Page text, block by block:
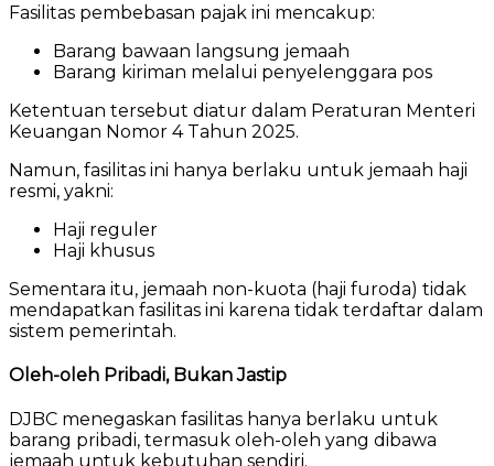
Fasilitas pembebasan pajak ini mencakup:
Barang bawaan langsung jemaah
Barang kiriman melalui penyelenggara pos
Ketentuan tersebut diatur dalam Peraturan Menteri
Keuangan Nomor 4 Tahun 2025.
Namun, fasilitas ini hanya berlaku untuk jemaah haji
resmi, yakni:
Haji reguler
Haji khusus
Sementara itu, jemaah non-kuota (haji furoda) tidak
mendapatkan fasilitas ini karena tidak terdaftar dalam
sistem pemerintah.
Oleh-oleh Pribadi, Bukan Jastip
DJBC menegaskan fasilitas hanya berlaku untuk
barang pribadi, termasuk oleh-oleh yang dibawa
jemaah untuk kebutuhan sendiri.